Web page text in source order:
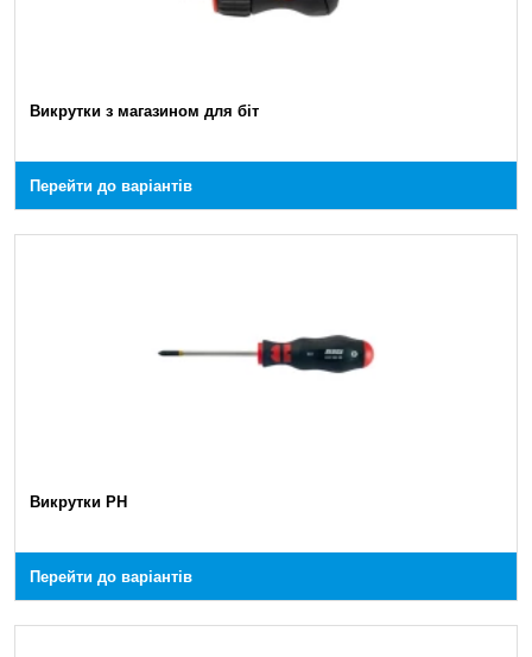
Викрутки з магазином для біт
Перейти до варіантів
Викрутки PH
Перейти до варіантів